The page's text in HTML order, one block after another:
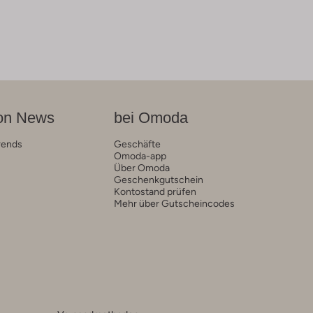
News bei Omoda
Geschäfte
Omoda-app
Über Omoda
Geschenkgutschein
Kontostand prüfen
Mehr über Gutscheincodes